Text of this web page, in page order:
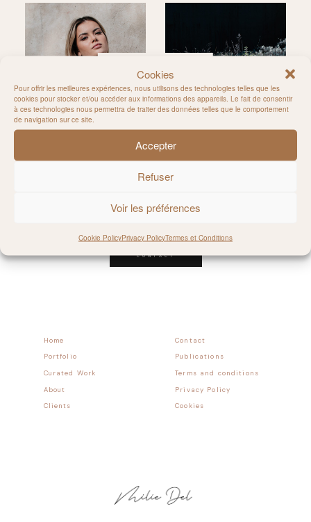
Cookies
Pour offrir les meilleures expériences, nous utilisons des technologies telles que les
cookies pour stocker et/ou accéder aux informations des appareils. Le fait de consentir
à ces technologies nous permettra de traiter des données telles que le comportement
de navigation sur ce site.
Accepter
Refuser
Voir les préférences
Cookie PolicyPrivacy PolicyTermes et Conditions
Contact
Home
Publications
Portfolio
Terms and conditions
Curated Work
CONTACT
Privacy Policy
About
Cookies
Clients